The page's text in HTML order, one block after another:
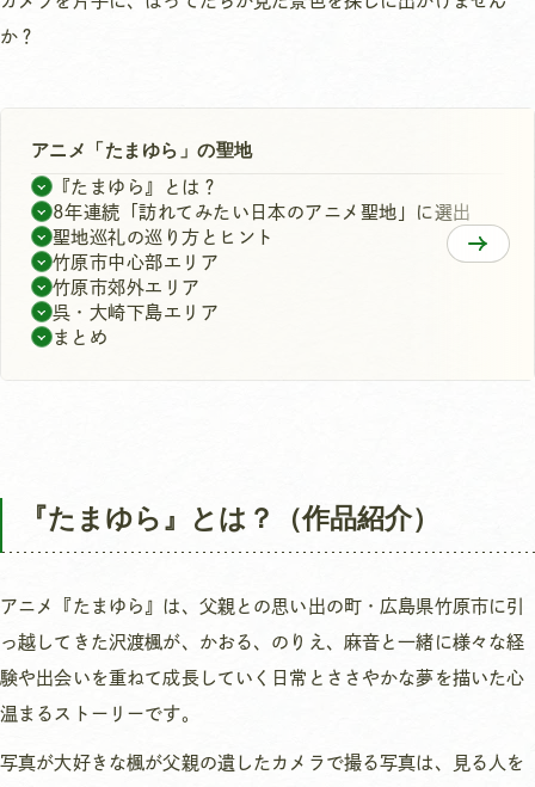
か？
アニメ「たまゆら」の聖地
『たまゆら』とは？
8年連続「訪れてみたい日本のアニメ聖地」に選出
聖地巡礼の巡り方とヒント
竹原市中心部エリア
竹原市郊外エリア
呉・大崎下島エリア
まとめ
『たまゆら』とは？（作品紹介）
アニメ『たまゆら』は、父親との思い出の町・広島県竹原市に引
っ越してきた沢渡楓が、かおる、のりえ、麻音と一緒に様々な経
験や出会いを重ねて成長していく日常とささやかな夢を描いた心
温まるストーリーです。
写真が大好きな楓が父親の遺したカメラで撮る写真は、見る人を